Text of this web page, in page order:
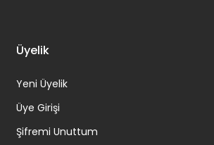
Üyelik
Yeni Üyelik
Üye Girişi
Şifremi Unuttum